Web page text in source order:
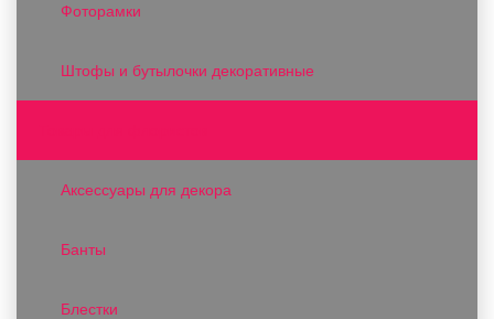
Фоторамки
Штофы и бутылочки декоративные
Аксессуары для декора
Банты
Блестки